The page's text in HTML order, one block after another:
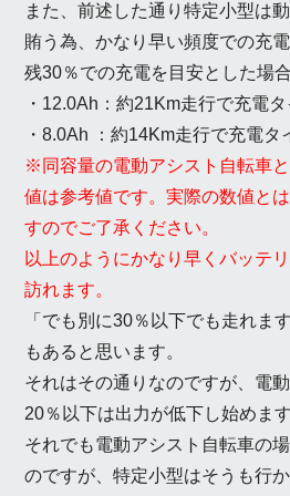
また、前述した通り特定小型は
賄う為、かなり早い頻度での充
残30％での充電を目安とした場合
・12.0Ah：約21Km走行で充電
・8.0Ah ：約14Km走行で充電タ
※同容量の電動アシスト自転車
値は参考値です。実際の数値と
すのでご了承ください。
以上のようにかなり早くバッテ
訪れます。
「でも別に30％以下でも走れま
もあると思います。
それはその通りなのですが、電
20％以下は出力が低下し始めます
それでも電動アシスト自転車の
のですが、特定小型はそうも行